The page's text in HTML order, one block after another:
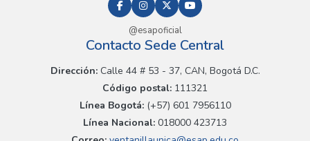
@esapoficial
Contacto Sede Central
Dirección:Calle 44 # 53 - 37, CAN, Bogotá D.C.
Código postal: 111321
Línea Bogotá:(+57) 601 7956110
Línea Nacional: 018000 423713